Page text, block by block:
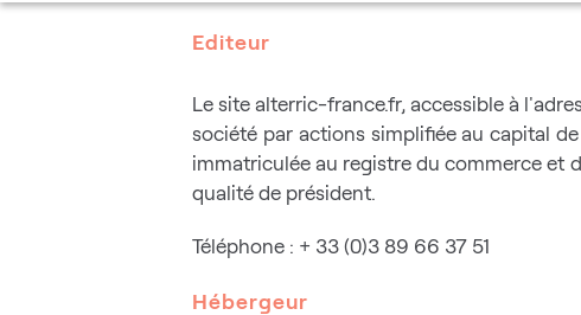
Editeur
Le site alterric-france.fr, accessible à
société par actions simplifiée au capital
immatriculée au registre du commerce et
qualité de président.
Téléphone : + 33 (0)3 89 66 37 51
Hébergeur